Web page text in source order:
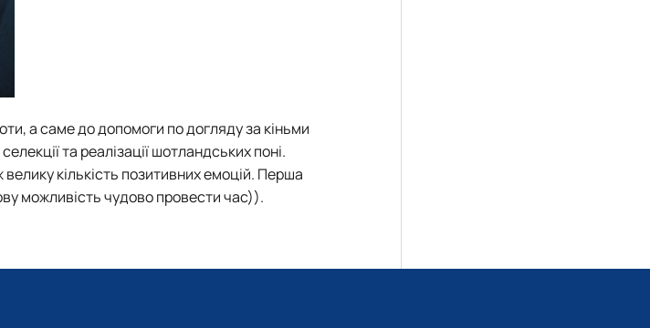
а саме до допомоги по догляду за кіньми
та реалізації шотландських поні.
кількість позитивних емоцій. Перша
можливість чудово провести час)).